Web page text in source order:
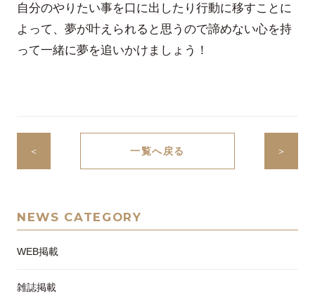
自分のやりたい事を口に出したり行動に移すことに
よって、夢が叶えられると思うので諦めない心を持
って一緒に夢を追いかけましょう！
＜ 一覧へ戻る ＞
NEWS CATEGORY
WEB掲載
雑誌掲載